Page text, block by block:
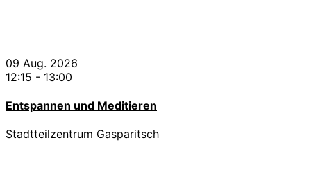
09 Aug. 2026
12:15 - 13:00
Entspannen und Meditieren
Stadtteilzentrum Gasparitsch